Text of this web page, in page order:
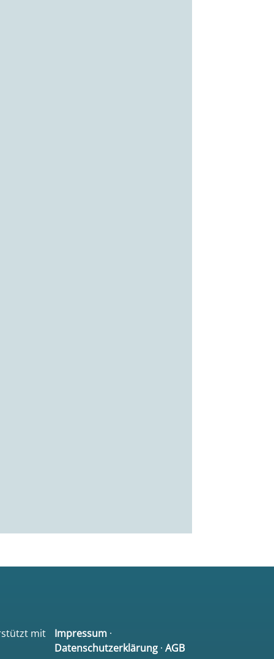
mit
Impressum·
Datenschutzerklärung· AGB